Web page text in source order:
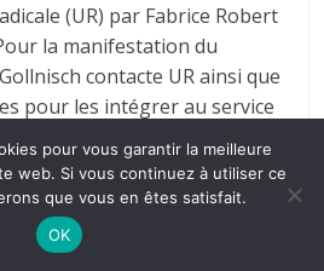
(UR) par Fabrice Robert
la manifestation du
contacte UR ainsi que
pour les intégrer au service
Maxime Brunerie, militant du
tuer Jacques Chirac. Unité
pour réapparaître quelques
Bloc Identitaire. 20
Marie Le Pen prononce un
pour vous garantir la meilleure
web. Si vous continuez à utiliser ce
que vous en êtes satisfait.
OK